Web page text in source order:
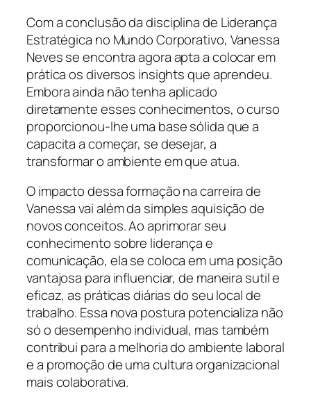
Com a conclusão da disciplina de Liderança
Estratégica no Mundo Corporativo, Vanessa
Neves se encontra agora apta a colocar em
prática os diversos insights que aprendeu.
Embora ainda não tenha aplicado
diretamente esses conhecimentos, o curso
proporcionou-lhe uma base sólida que a
capacita a começar, se desejar, a
transformar o ambiente em que atua.
O impacto dessa formação na carreira de
Vanessa vai além da simples aquisição de
novos conceitos. Ao aprimorar seu
conhecimento sobre liderança e
comunicação, ela se coloca em uma posição
vantajosa para influenciar, de maneira sutil e
eficaz, as práticas diárias do seu local de
trabalho. Essa nova postura potencializa não
só o desempenho individual, mas também
contribui para a melhoria do ambiente laboral
e a promoção de uma cultura organizacional
mais colaborativa.